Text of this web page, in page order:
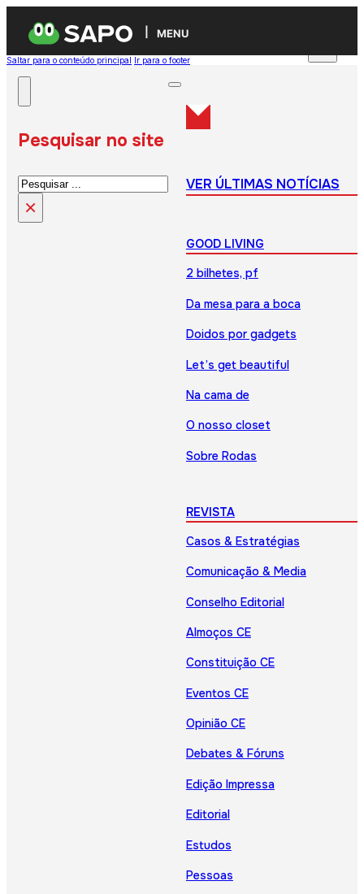
MENU
Saltar para o conteúdo principal Ir para o footer
Pesquisar no site
Pesquisar
×
VER ÚLTIMAS NOTÍCIAS
GOOD LIVING
2 bilhetes, pf
Da mesa para a boca
Doidos por gadgets
Let’s get beautiful
Na cama de
O nosso closet
Sobre Rodas
REVISTA
Casos & Estratégias
Comunicação & Media
Conselho Editorial
Almoços CE
Constituição CE
Eventos CE
Opinião CE
Debates & Fóruns
Edição Impressa
Editorial
Estudos
Pessoas